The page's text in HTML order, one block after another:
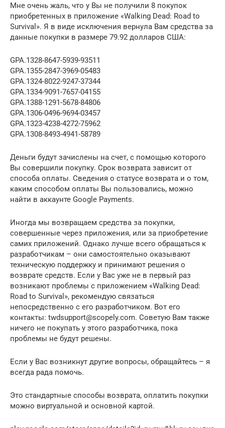
Мне очень жаль, что у Вы не получили 8 покупок
приобретенных в приложение «Walking Dead: Road to
Survival». Я в виде исключения вернула Вам средства за
данные покупки в размере 79.92 долларов США:
GPA.1328-8647-5939-93511
GPA.1355-2847-3969-05483
GPA.1324-8022-9247-37344
GPA.1334-9091-7657-04155
GPA.1388-1291-5678-84806
GPA.1306-0496-9694-03457
GPA.1323-4238-4272-75962
GPA.1308-8493-4941-58789
Деньги будут зачислены на счет, с помощью которого
Вы совершили покупку. Срок возврата зависит от
способа оплаты. Сведения о статусе возврата и о том,
каким способом оплаты Вы пользовались, можно
найти в аккаунте Google Payments.
Иногда мы возвращаем средства за покупки,
совершенные через приложения, или за приобретение
самих приложений. Однако лучше всего обращаться к
разработчикам – они самостоятельно оказывают
техническую поддержку и принимают решения о
возврате средств. Если у Вас уже не в первый раз
возникают проблемы с приложением «Walking Dead:
Road to Survival», рекомендую связаться
непосредственно с его разработчиком. Вот его
контакты: twdsupport@scopely.com. Советую Вам также
ничего не покупать у этого разработчика, пока
проблемы не будут решены.
Если у Вас возникнут другие вопросы, обращайтесь – я
всегда рада помочь.
Это стандартные способы возврата, оплатить покупки
можно виртуальной и основной картой.